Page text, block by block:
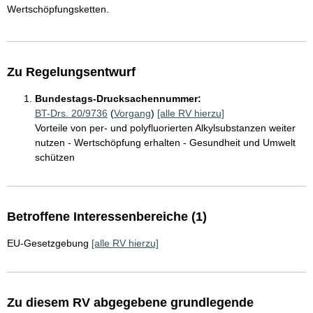
Wertschöpfungsketten.
Zu Regelungsentwurf
Bundestags-Drucksachennummer:
BT-Drs. 20/9736 (Vorgang) [alle RV hierzu]
Vorteile von per- und polyfluorierten Alkylsubstanzen weiter
nutzen - Wertschöpfung erhalten - Gesundheit und Umwelt
schützen
Betroffene Interessenbereiche (1)
EU-Gesetzgebung [alle RV hierzu]
Zu diesem RV abgegebene grundlegende